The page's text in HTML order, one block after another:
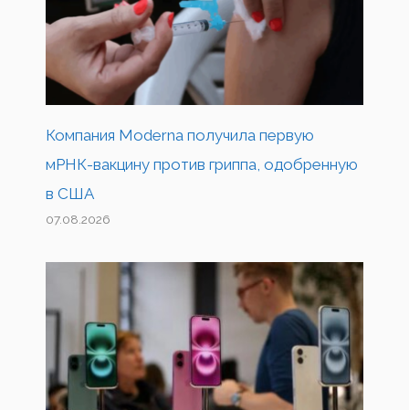
Компания Moderna получила первую
мРНК-вакцину против гриппа, одобренную
в США
07.08.2026